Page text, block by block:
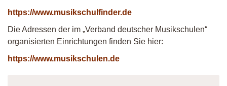
https://www.musikschulfinder.de
Die Adressen der im „Verband deutscher Musikschulen“
organisierten Einrichtungen finden Sie hier:
https://www.musikschulen.de